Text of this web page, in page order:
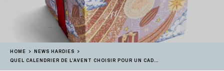
HOME
NEWS HARDIES
QUEL CALENDRIER DE L’AVENT CHOISIR POUR UN CADEAU ORIGINAL ?